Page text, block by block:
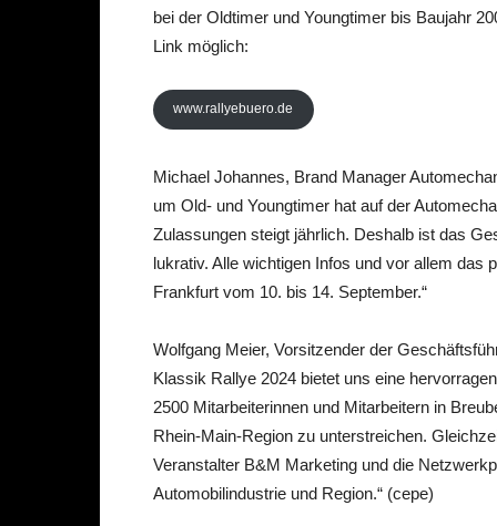
bei der Oldtimer und Youngtimer bis Baujahr
Link möglich:
www.rallyebuero.de
Michael Johannes, Brand Manager
um Old- und Youngtimer hat auf der
Zulassungen steigt jährlich. Deshalb ist das
lukrativ. Alle wichtigen Infos und vor allem das
Frankfurt vom 10. bis 14. September.“
Wolfgang Meier, Vorsitzender der
Klassik Rallye 2024 bietet uns eine
2500 Mitarbeiterinnen und Mitarbeitern in
Rhein-Main-Region zu unterstreichen.
Veranstalter B&M Marketing und die
Automobilindustrie und Region.“ (cepe)